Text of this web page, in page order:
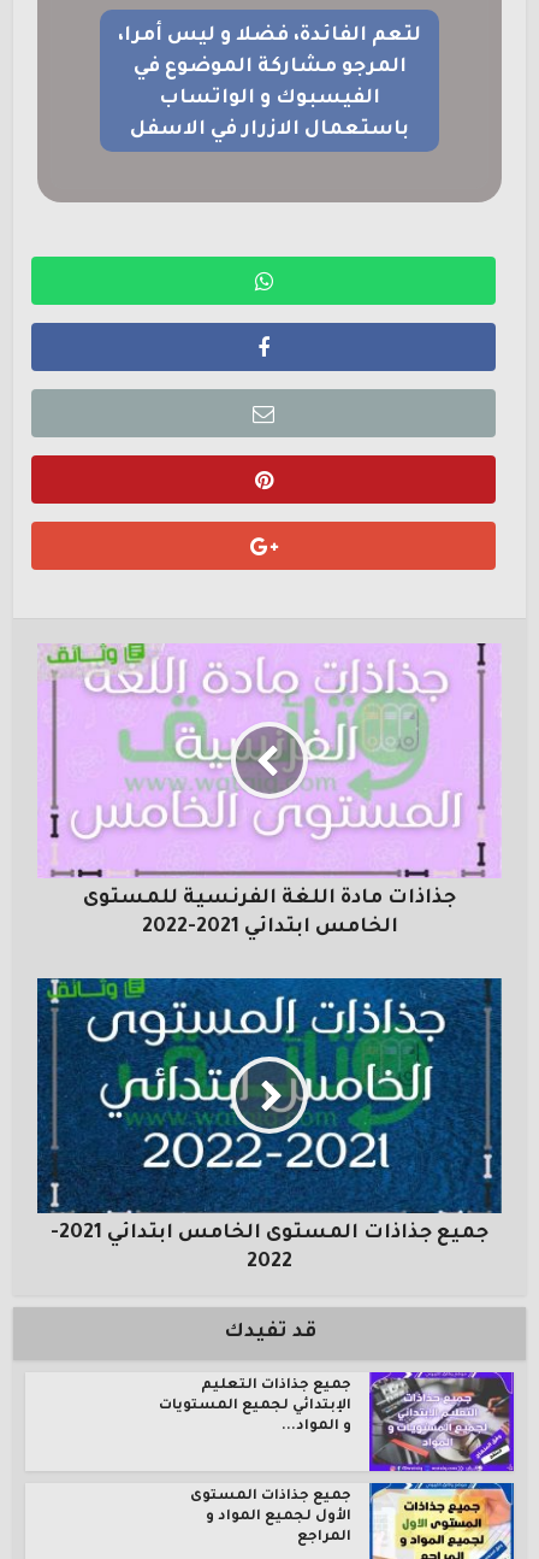
لتعم الفائدة، فضلا و ليس أمرا،
المرجو مشاركة الموضوع في
الفيسبوك و الواتساب
باستعمال الازرار في الاسفل
جذاذات مادة اللغة الفرنسية للمستوى
الخامس ابتدائي 2021-2022
جميع جذاذات المستوى الخامس ابتدائي 2021-
2022
قد تفيدك
جميع جذاذات التعليم
الإبتدائي لجميع المستويات
و المواد...
جميع جذاذات المستوى
الأول لجميع المواد و
المراجع